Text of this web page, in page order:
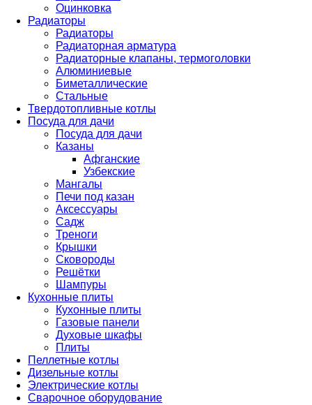
Оцинковка
Радиаторы
Радиаторы
Радиаторная арматура
Радиаторные клапаны, термоголовки
Алюминиевые
Биметаллические
Стальные
Твердотопливные котлы
Посуда для дачи
Посуда для дачи
Казаны
Афганские
Узбекские
Мангалы
Печи под казан
Аксессуары
Садж
Треноги
Крышки
Сковороды
Решётки
Шампуры
Кухонные плиты
Кухонные плиты
Газовые панели
Духовые шкафы
Плиты
Пеллетные котлы
Дизельные котлы
Электрические котлы
Сварочное оборудование